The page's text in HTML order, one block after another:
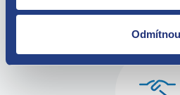
Fiat Ducato 1994 - 2002
Fiat Fiorino 1988 - 2001
Fiat Idea
Fiat Linea
O své zákazníky
Podívejte se na